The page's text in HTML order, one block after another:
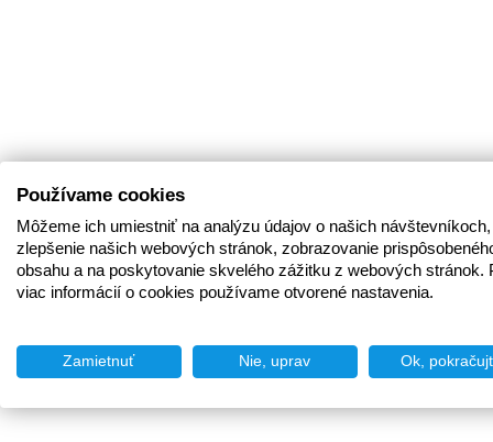
Používame cookies
Môžeme ich umiestniť na analýzu údajov o našich
zlepšenie našich webových stránok, zobrazovanie
obsahu a na poskytovanie skvelého zážitku z webových stránok.
viac informácií o cookies používame otvorené nastavenia.
Zamietnuť Nie, uprav Ok,